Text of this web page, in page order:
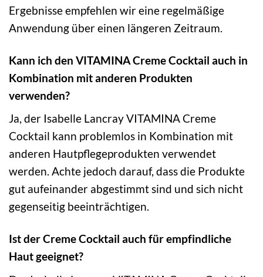
Ergebnisse empfehlen wir eine regelmäßige
Anwendung über einen längeren Zeitraum.
Kann ich den VITAMINA Creme Cocktail auch in
Kombination mit anderen Produkten
verwenden?
Ja, der Isabelle Lancray VITAMINA Creme
Cocktail kann problemlos in Kombination mit
anderen Hautpflegeprodukten verwendet
werden. Achte jedoch darauf, dass die Produkte
gut aufeinander abgestimmt sind und sich nicht
gegenseitig beeinträchtigen.
Ist der Creme Cocktail auch für empfindliche
Haut geeignet?